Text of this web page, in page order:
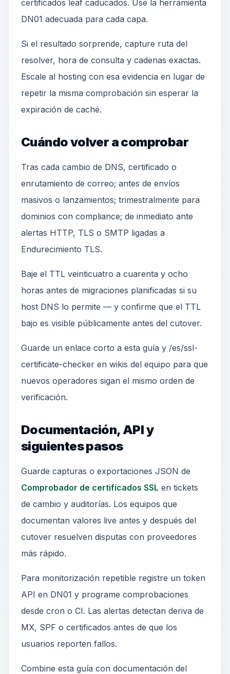
certificados leaf caducados. Use la herramienta
DN01 adecuada para cada capa.
Si el resultado sorprende, capture ruta del
resolver, hora de consulta y cadenas exactas.
Escale al hosting con esa evidencia en lugar de
repetir la misma comprobación sin esperar la
expiración de caché.
Cuándo volver a comprobar
Tras cada cambio de DNS, certificado o
enrutamiento de correo; antes de envíos
masivos o lanzamientos; trimestralmente para
dominios con compliance; de inmediato ante
alertas HTTP, TLS o SMTP ligadas a
Endurecimiento TLS.
Baje el TTL veinticuatro a cuarenta y ocho
horas antes de migraciones planificadas si su
host DNS lo permite — y confirme que el TTL
bajo es visible públicamente antes del cutover.
Guarde un enlace corto a esta guía y /es/ssl-
certificate-checker en wikis del equipo para que
nuevos operadores sigan el mismo orden de
verificación.
Documentación, API y
siguientes pasos
Guarde capturas o exportaciones JSON de
Comprobador de certificados SSL en tickets
de cambio y auditorías. Los equipos que
documentan valores live antes y después del
cutover resuelven disputas con proveedores
más rápido.
Para monitorización repetible registre un token
API en DN01 y programe comprobaciones
desde cron o CI. Las alertas detectan deriva de
MX, SPF o certificados antes de que los
usuarios reporten fallos.
Combine esta guía con documentación del